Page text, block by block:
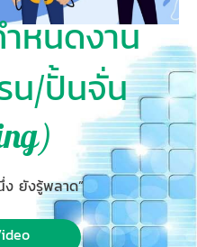
ำหนดงาน
น/ปั้นจั่น
ง ยังรู้พลาด”